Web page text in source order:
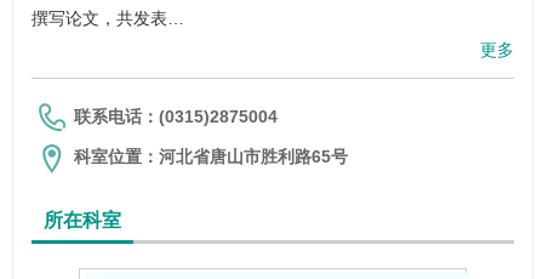
撰写论文，共发表…
更多
联系电话：(0315)2875004
科室位置：河北省唐山市胜利路65号
所在科室